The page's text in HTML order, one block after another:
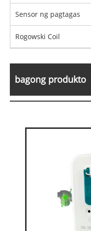
Sensor ng pagtagas
Rogowski Coil
bagong produkto